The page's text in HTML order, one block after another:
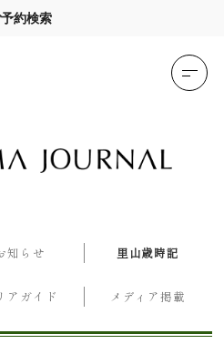
約検索
知らせ 里山歳時記
アガイド メディア掲載